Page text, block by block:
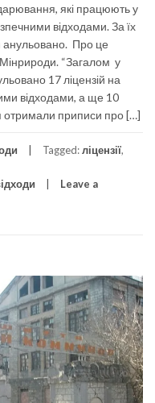
які працюють у
відходами. За їх
анульовано. Про це
“Загалом у
17 ліцензій на
відходами, а ще 10
отримали приписи про […]
Tagged:ліцензії,
Leave a